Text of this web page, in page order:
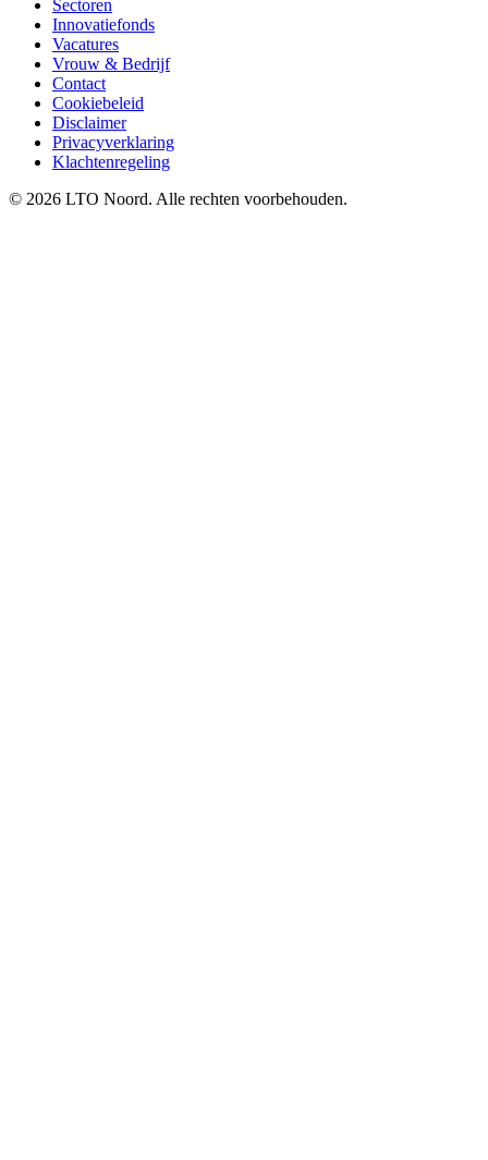
Sectoren
Innovatiefonds
Vacatures
Vrouw & Bedrijf
Contact
Cookiebeleid
Disclaimer
Privacyverklaring
Klachtenregeling
© 2026 LTO Noord. Alle rechten voorbehouden.